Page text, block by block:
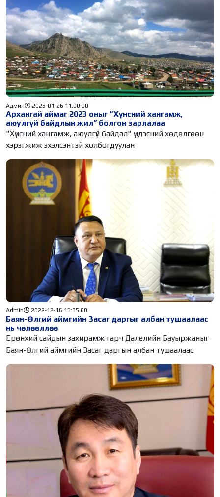
Архангай аймаг 2023 оныг “Хүнсний хангамж,
аюулгүй байдлын жил” болгон зарлалаа
Админ 2023-01-26 11:00:00
"Хүнсний хангамж, аюулгүй байдал" үндэсний хөдөлгөөн
хэрэгжиж эхэлсэнтэй холбогдуулан
Баян-Өлгий аймгийн Засаг даргыг албан тушаалаас
нь чөлөөллөө
Admin 2022-12-16 15:35:00
Ерөнхий сайдын захирамж гарч Далелийн Бауыржаныг
Баян-Өлгий аймгийн Засаг даргын албан тушаалаас